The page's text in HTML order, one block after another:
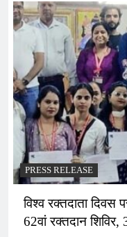
PRESS RELEASE
विश्व रक्तदाता दिवस
62वां रक्तदान